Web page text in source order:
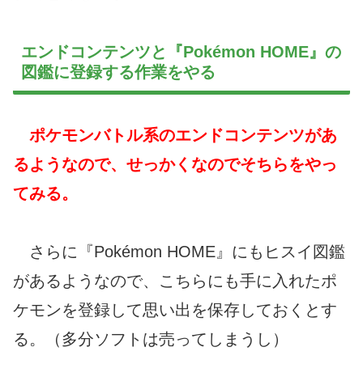
エンドコンテンツと『Pokémon HOME』の
図鑑に登録する作業をやる
ポケモンバトル系のエンドコンテンツがあ
るようなので、せっかくなのでそちらをやっ
てみる。
さらに『Pokémon HOME』にもヒスイ図鑑
があるようなので、こちらにも手に入れたポ
ケモンを登録して思い出を保存しておくとす
る。（多分ソフトは売ってしまうし）